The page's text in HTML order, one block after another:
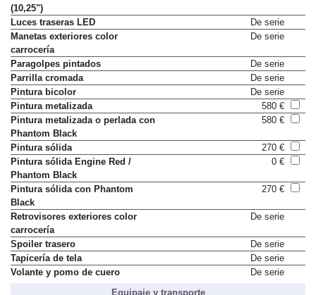
totalmente digital de 26 cm
(10,25")
Luces traseras LED
De serie
Manetas exteriores color
carrocería
Paragolpes pintados
De serie
Parrilla cromada
De serie
Pintura bicolor
De serie
Pintura metalizada
580 €
Pintura metalizada o perlada con
Phantom Black
Pintura sólida
270 €
Pintura sólida Engine Red /
Phantom Black
Pintura sólida con Phantom
Black
Retrovisores exteriores color
carrocería
Spoiler trasero
De serie
Tapicería de tela
De serie